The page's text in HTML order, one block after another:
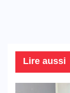
Lire aussi